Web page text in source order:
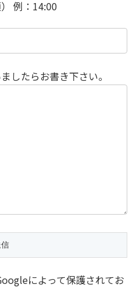
例：14:00
したらお書き下さい。
によって保護されてお